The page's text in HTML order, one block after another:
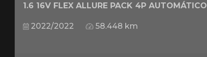
1.6 16V FLEX ALLURE PACK 4P AUTOMÁTICO
2022/2022 58.448 km